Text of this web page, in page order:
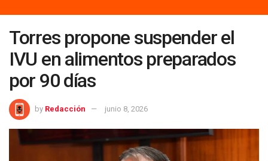
Torres propone suspender el
IVU en alimentos preparados
por 90 días
by Redacción junio 8, 2026